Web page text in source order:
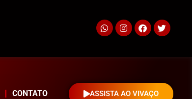
CONTATO ASSISTA AO VIVAÇO